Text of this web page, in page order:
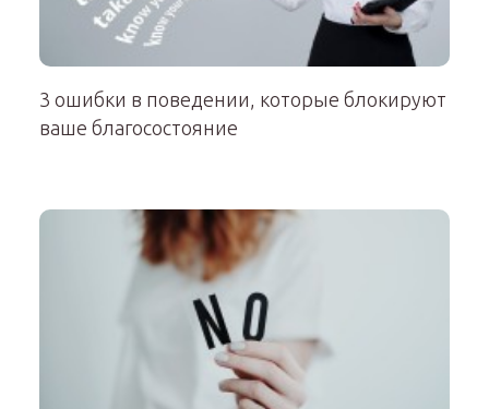
3 ошибки в поведении, которые блокируют
ваше благосостояние